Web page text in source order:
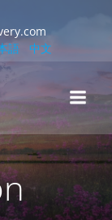
語 中文